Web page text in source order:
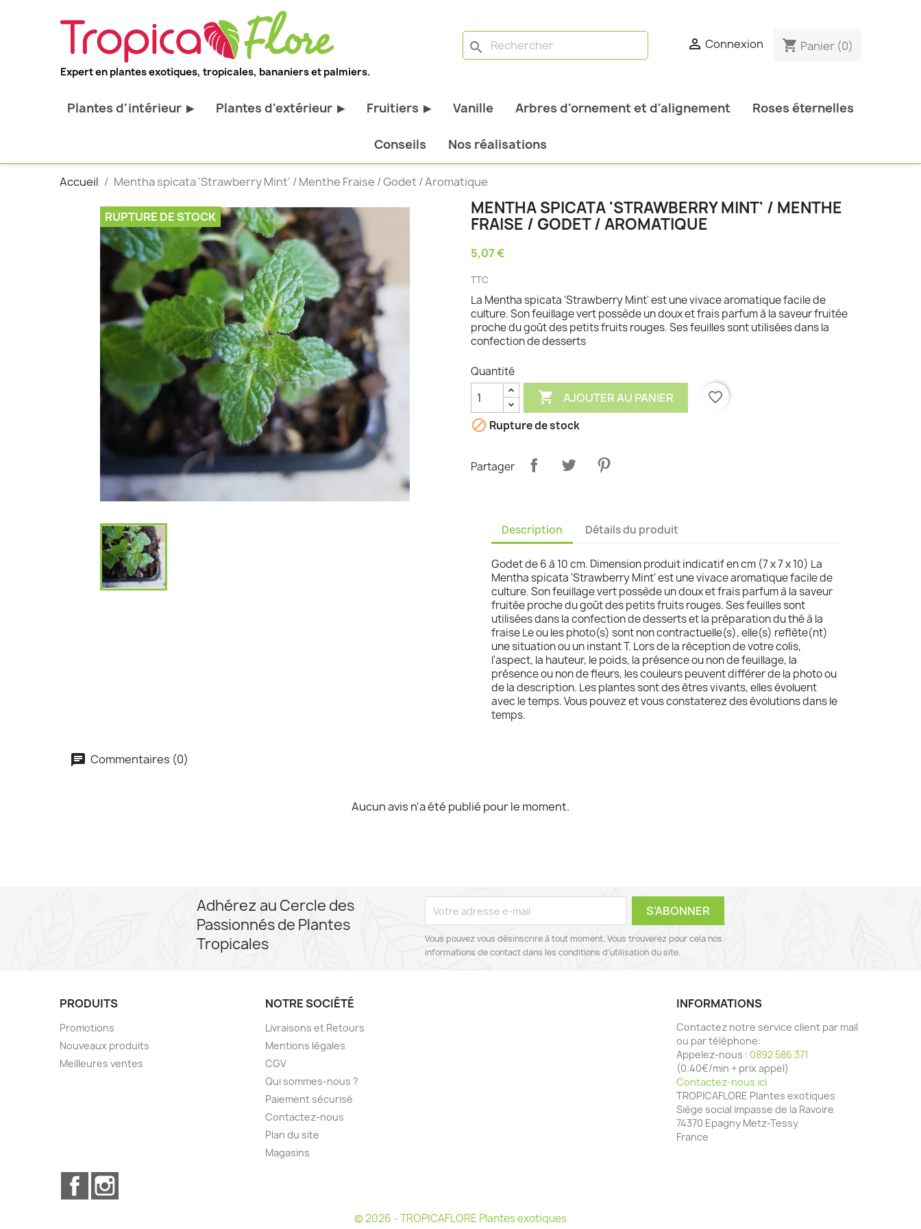
Expert en plantes exotiques, tropicales, bananiers et palmiers.
search  Connexion shopping_cart Panier (0)
Plantes d'intérieur ▶
Plantes pour bureau
Palmier d'intérieur
Cactus & Succulentes
Sujets d'exception
Plantes d'extérieur ▶
Toutes les plantes d'extérieur
Bananiers rustiques
Palmiers rustiques
Orchidées rustiques
Plantes et arbustes à feuillage
décoratif
Plantes grimpantes
Fourgères
Bambous et graminées
Fruitiers ▶
Tous les fruitiers
Arbres et arbustes fruitiers
Agrumes
Fruitiers nains
Vanille Arbres d'ornement et d'alignement Roses éternelles
Conseils Nos réalisations
Accueil Mentha spicata 'Strawberry Mint' / Menthe Fraise / Godet / Aromatique
RUPTURE DE STOCK
MENTHA SPICATA 'STRAWBERRY MINT' / MENTHE
FRAISE / GODET / AROMATIQUE
5,07 €
TTC
La Mentha spicata 'Strawberry Mint' est une vivace aromatique facile de
culture. Son feuillage vert possède un doux et frais parfum à la saveur fruitée
proche du goût des petits fruits rouges. Ses feuilles sont utilisées dans la
confection de desserts
Quantité
 AJOUTER AU PANIER
favorite_border
 Rupture de stock
Partager
Description Détails du produit
Godet de 6 à 10 cm. Dimension produit indicatif en cm (7 x 7 x 10) La
Mentha spicata 'Strawberry Mint' est une vivace aromatique facile de
culture. Son feuillage vert possède un doux et frais parfum à la saveur
fruitée proche du goût des petits fruits rouges. Ses feuilles sont
utilisées dans la confection de desserts et la préparation du thé à la
fraise Le ou les photo(s) sont non contractuelle(s), elle(s) reflète(nt)
une situation ou un instant T. Lors de la réception de votre colis,
l'aspect, la hauteur, le poids, la présence ou non de feuillage, la
présence ou non de fleurs, les couleurs peuvent différer de la photo ou
de la description. Les plantes sont des êtres vivants, elles évoluent
avec le temps. Vous pouvez et vous constaterez des évolutions dans le
temps.
Commentaires (0)
Aucun avis n'a été publié pour le moment.
Adhérez au Cercle des
Passionnés de Plantes
Tropicales
Vous pouvez vous désinscrire à tout moment. Vous trouverez pour cela nos
informations de contact dans les conditions d'utilisation du site.
PRODUITS
Promotions
Nouveaux produits
Meilleures ventes
NOTRE SOCIÉTÉ
Livraisons et Retours
Mentions légales
CGV
Qui sommes-nous ?
Paiement sécurisé
Contactez-nous
Plan du site
Magasins
INFORMATIONS
Contactez notre service client par mail
ou par téléphone:
Appelez-nous : 0892 586 371
(0.40€/min + prix appel)
Contactez-nous ici
TROPICAFLORE Plantes exotiques
Siège social impasse de la Ravoire
74370 Epagny Metz-Tessy
France
Facebook
© 2026 - TROPICAFLORE Plantes exotiques